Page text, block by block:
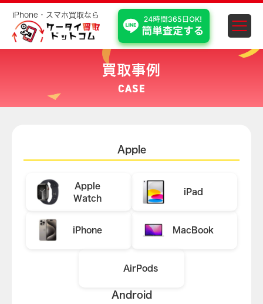
iPhone・スマホ買取なら
スマホ・iPhone買取 埼玉
買取事例
CASE
Apple
Apple
Watch
iPad
iPhone MacBook
AirPods
Android